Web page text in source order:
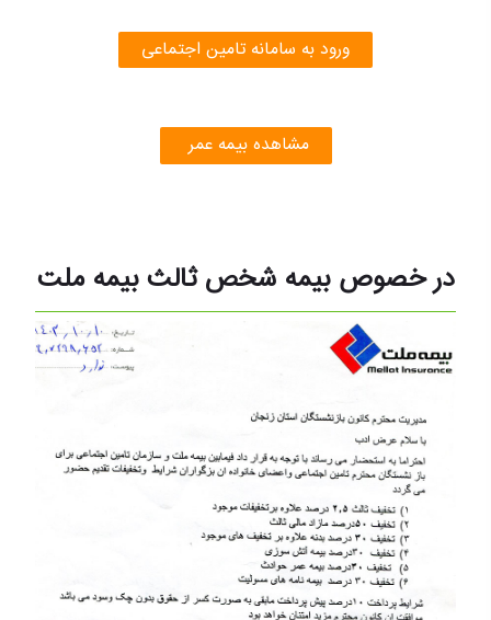
ورود به سامانه تامین اجتماعی
مشاهده بیمه عمر
در خصوص بیمه شخص ثالث بیمه ملت